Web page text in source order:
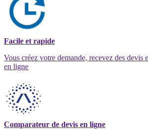
Facile et rapide
Vous créez votre demande, recevez des devis
en ligne
Comparateur de devis en ligne